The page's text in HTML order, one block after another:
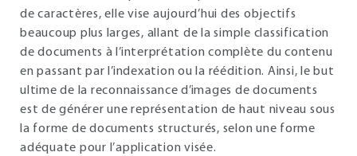
de caractères, elle vise aujourd’hui des objectifs
beaucoup plus larges, allant de la simple classification
de documents à l’interprétation complète du contenu
en passant par l’indexation ou la réédition. Ainsi, le but
ultime de la reconnaissance d’images de documents
est de générer une représentation de haut niveau sous
la forme de documents structurés, selon une forme
adéquate pour l’application visée.